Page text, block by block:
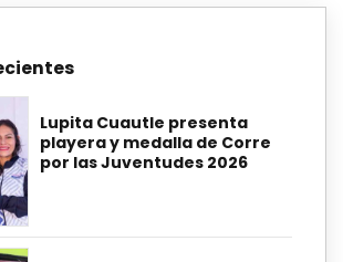
Lupita Cuautle presenta
playera y medalla de Corre
por las Juventudes 2026